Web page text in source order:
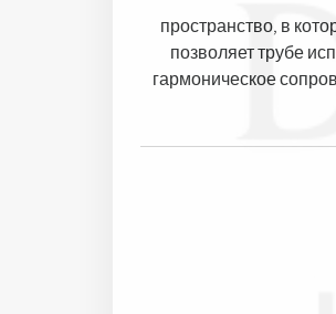
пространство, в
позволяет трубе
гармоническое